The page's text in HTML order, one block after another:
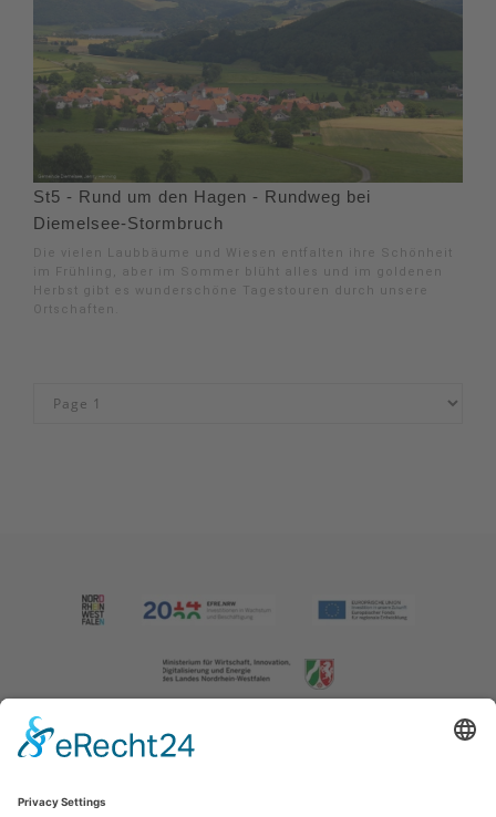
St5 - Rund um den Hagen - Rundweg bei
Diemelsee-Stormbruch
Die vielen Laubbäume und Wiesen entfalten ihre Schönheit
im Frühling, aber im Sommer blüht alles und im goldenen
Herbst gibt es wunderschöne Tagestouren durch unsere
Ortschaften.